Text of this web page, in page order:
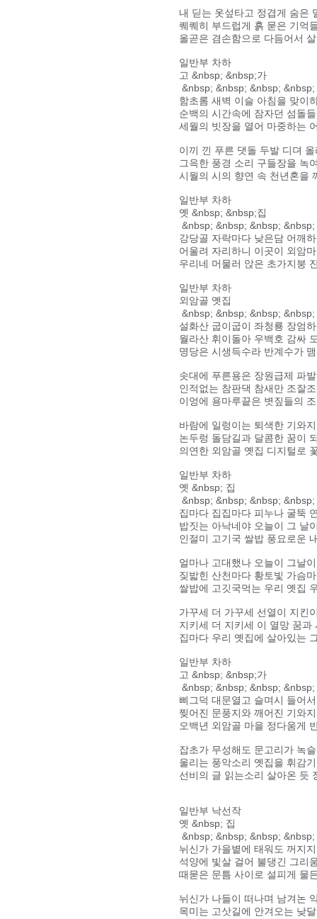
내 딛는 옷섶타고 정겹게 숨은
퀘퀘히 부드럽게 흙 묻은 기억
올곧은 겸손함으로 다듬어서
일반부 차하
고 &nbsp; &nbsp;가
&nbsp; &nbsp; &nbsp;
함초롬 새벽 이슬 아침을 맞이
순백의 시간속에 잠자던 섬돌
세월의 빗장을 열어 마중하는
이끼 낀 푸른 댓돌 두발 디뎌
그윽한 풍경 소리 구들장을 녹
시월의 시의 향연 속 천년혼을
일반부 차하
옛 &nbsp; &nbsp;집
&nbsp; &nbsp; &nbsp;
강당골 자락마다 낮은담 어깨
어울려 자리하니 이곳이 외암
우리네 머물러 앉은 초가지붕
일반부 차하
외암골 옛집
&nbsp; &nbsp; &nbsp;
설화산 굽이굽이 좌청룡 장엄
월라산 휘이돌아 우백호 감싸
명당은 시생득수라 반계수가
솟대에 푸른용은 장원급제 파
인적없는 참판댁 참새만 조잘
이엉에 용마루끝은 볏짚들의
바람에 일렁이는 퇴색한 기와
논두렁 돌담길과 달콤한 꿈이
의연한 외암골 옛집 디지털로
일반부 차하
옛 &nbsp; 집
&nbsp; &nbsp; &nbsp;
집마다 집집마다 피누나 굴뚝
밥짓는 아낙네야 오늘이 그 날
인절미 고기국 쌀밥 풍요로운
얼마나 고대했나 오늘이 그날
짖밟힌 산천마다 황토빛 가슴
쌀밥에 고깃국먹는 우리 옛집
가꾸세 더 가꾸세 선열이 지킨
지키세 더 지키세 이 열망 꿈과
집마다 우리 옛집에 살아있는
일반부 차하
고 &nbsp; &nbsp;가
&nbsp; &nbsp; &nbsp;
삐그덕 대문열고 슬며시 들어
찢어진 문풍지와 깨어진 기와
오백년 외암골 마을 정다움게
잡초가 무성해도 문고리가 녹
울리는 풍악소리 옛집을 휘감
선비의 글 읽는소리 살아온 듯
일반부 낙선작
옛 &nbsp; 집
&nbsp; &nbsp; &nbsp;
뉘신가 가을볕에 태워도 꺼지
석양에 빛살 걸어 불댕긴 그리
때묻은 문틈 사이로 설피게 물
뉘신가 나들이 떠나며 남겨논
목미는 고삿길에 안겨오는 낮